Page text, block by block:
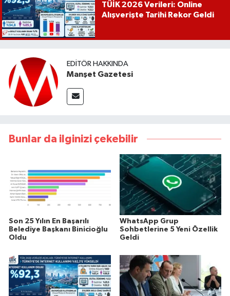
TÜİK 2026 Verileri: Online
Alışverişte Tarihi Rekor Geldi
EDITÖR HAKKINDA
Manşet Gazetesi
Bunlar da ilginizi çekebilir
Son 25 Yılın En Başarılı
Belediye Başkanı Binicioğlu
Oldu
WhatsApp Grup
Sohbetlerine 5 Yeni Özellik
Geldi